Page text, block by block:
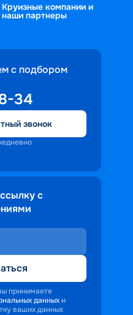
Круизные компании и
наши партнеры
с подбором
34
звонок
с
принимаете
данных и
ваших данных